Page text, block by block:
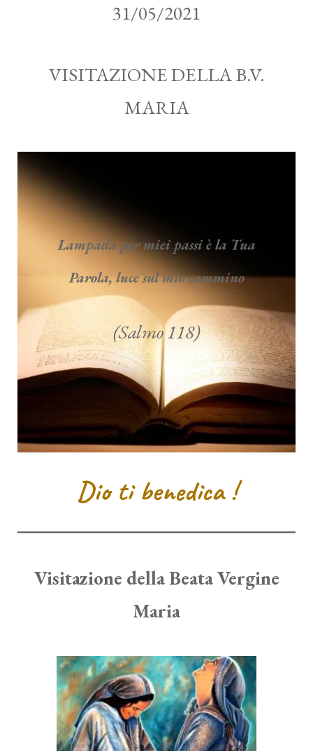
31/05/2021
VISITAZIONE DELLA B.V.
MARIA
Lampada per miei passi è la Tua
Parola, luce sul mio cammino
(Salmo 118)
Dio ti benedica !
Visitazione della Beata Vergine
Maria